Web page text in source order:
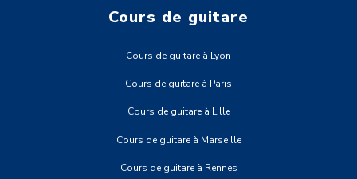
Cours de guitare
Cours de guitare à Lyon
Cours de guitare à Paris
Cours de guitare à Lille
Cours de guitare à Marseille
Cours de guitare à Rennes